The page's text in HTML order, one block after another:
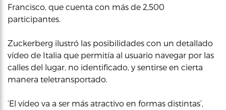
Francisco, que cuenta con más de 2,500
participantes.
Zuckerberg ilustró las posibilidades con un detallado
vídeo de Italia que permitía al usuario navegar por las
calles del lugar, no identificado, y sentirse en cierta
manera teletransportado.
‘El vídeo va a ser más atractivo en formas distintas’,